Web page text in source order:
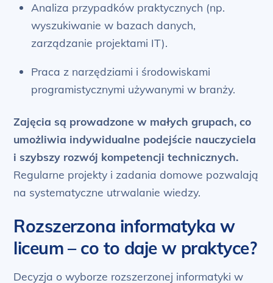
Analiza przypadków praktycznych (np.
wyszukiwanie w bazach danych,
zarządzanie projektami IT).
Praca z narzędziami i środowiskami
programistycznymi używanymi w branży.
Zajęcia są prowadzone w małych grupach, co
umożliwia indywidualne podejście nauczyciela
i szybszy rozwój kompetencji technicznych.
Regularne projekty i zadania domowe pozwalają
na systematyczne utrwalanie wiedzy.
Rozszerzona informatyka w
liceum – co to daje w praktyce?
Decyzja o wyborze rozszerzonej informatyki w